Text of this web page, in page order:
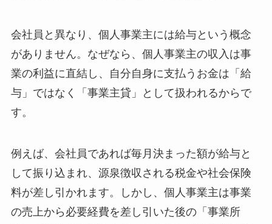
会社員と異なり、個人事業主には給与という概念
がありません。なぜなら、個人事業主の収入は事
業の利益に直結し、自分自身に支払うお金は「給
与」ではなく「事業主貸」として扱われるからで
す。
例えば、会社員であれば毎月決まった額が給与と
して振り込まれ、源泉徴収される税金や社会保険
料が差し引かれます。しかし、個人事業主は事業
の売上から必要経費を差し引いた後の「事業所